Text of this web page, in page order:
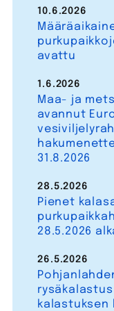
avattu
10.6.2026
Maa- ja
avannut
31.8.2026
1.6.2026
Pienet
28.5.2026
28.5.2026
kalastuksen
26.5.2026